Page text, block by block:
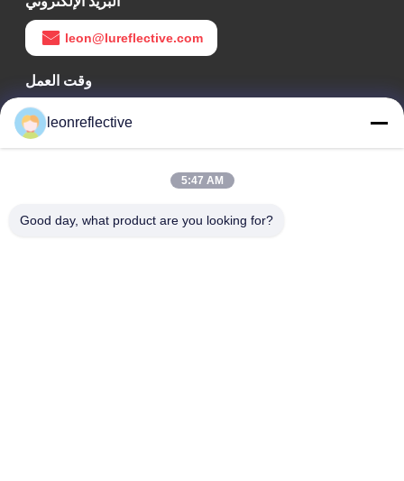
leon@lureflective.com
وقت العمل
9:00-18:00
عنواننا
التكنولوجيا العالية، هيفي، أنهوي، الصين
leonreflective
5:47 AM
Good day, what product are you looking for?